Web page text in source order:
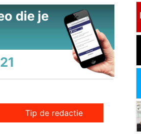
die je
Tip de redactie